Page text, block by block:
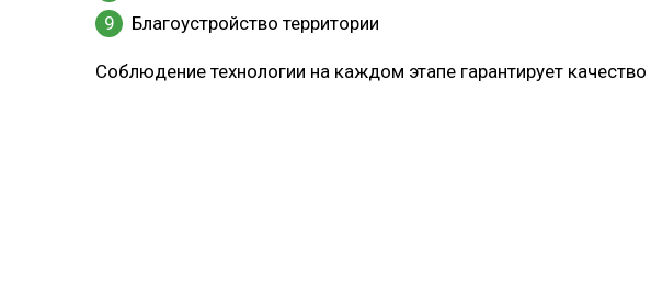
Благоустройство территории
Соблюдение технологии на каждом этапе гарантирует